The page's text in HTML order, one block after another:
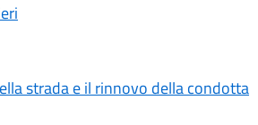
strada e il rinnovo della condotta